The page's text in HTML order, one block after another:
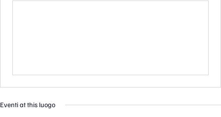
Eventi at this luogo